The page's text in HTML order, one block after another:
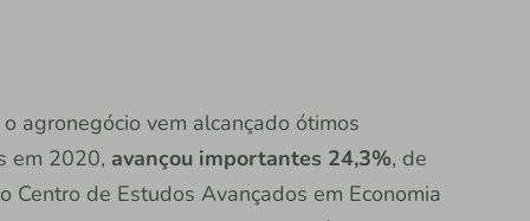
agronegócio vem alcançado ótimos
em 2020, avançou importantes 24,3%, de
de Estudos Avançados em Economia